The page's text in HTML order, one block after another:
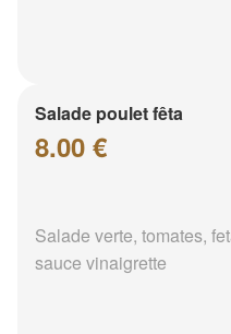
Salade poulet fêta
8.00 €
Salade verte, tomates,
sauce vinaigrette